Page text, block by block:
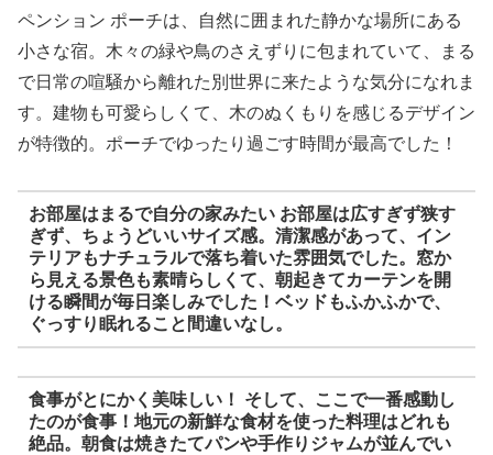
ペンション ポーチは、自然に囲まれた静かな場所にある
小さな宿。木々の緑や鳥のさえずりに包まれていて、まる
で日常の喧騒から離れた別世界に来たような気分になれま
す。建物も可愛らしくて、木のぬくもりを感じるデザイン
が特徴的。ポーチでゆったり過ごす時間が最高でした！
お部屋はまるで自分の家みたい お部屋は広すぎず狭す
ぎず、ちょうどいいサイズ感。清潔感があって、イン
テリアもナチュラルで落ち着いた雰囲気でした。窓か
ら見える景色も素晴らしくて、朝起きてカーテンを開
ける瞬間が毎日楽しみでした！ベッドもふかふかで、
ぐっすり眠れること間違いなし。
食事がとにかく美味しい！ そして、ここで一番感動し
たのが食事！地元の新鮮な食材を使った料理はどれも
絶品。朝食は焼きたてパンや手作りジャムが並んでい